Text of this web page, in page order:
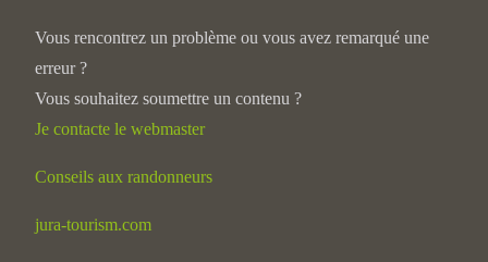
Vous rencontrez un problème ou vous avez remarqué une
erreur ?
Vous souhaitez soumettre un contenu ?
Je contacte le webmaster
Conseils aux randonneurs
jura-tourism.com